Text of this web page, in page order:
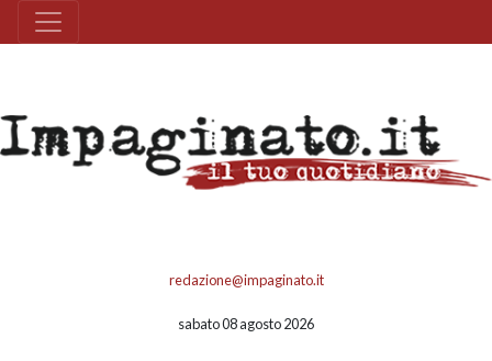
redazione@impaginato.it
sabato 08 agosto 2026